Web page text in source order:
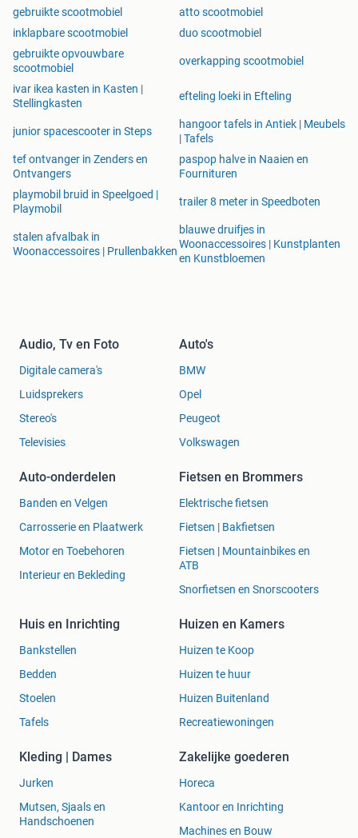
gebruikte scootmobiel
atto scootmobiel
inklapbare scootmobiel
duo scootmobiel
gebruikte opvouwbare
scootmobiel
overkapping scootmobiel
ivar ikea kasten in Kasten |
Stellingkasten
efteling loeki in Efteling
junior spacescooter in Steps
hangoor tafels in Antiek | Meubels
| Tafels
tef ontvanger in Zenders en
Ontvangers
paspop halve in Naaien en
Fournituren
playmobil bruid in Speelgoed |
Playmobil
trailer 8 meter in Speedboten
stalen afvalbak in
Woonaccessoires | Prullenbakken
blauwe druifjes in
Woonaccessoires | Kunstplanten
en Kunstbloemen
Audio, Tv en Foto
Digitale camera's
Luidsprekers
Stereo's
Televisies
Auto's
BMW
Opel
Peugeot
Volkswagen
Auto-onderdelen
Banden en Velgen
Carrosserie en Plaatwerk
Motor en Toebehoren
Interieur en Bekleding
Fietsen en Brommers
Elektrische fietsen
Fietsen | Bakfietsen
Fietsen | Mountainbikes en
ATB
Snorfietsen en Snorscooters
Huis en Inrichting
Bankstellen
Bedden
Stoelen
Tafels
Huizen en Kamers
Huizen te Koop
Huizen te huur
Huizen Buitenland
Recreatiewoningen
Kleding | Dames
Jurken
Mutsen, Sjaals en
Handschoenen
Zakelijke goederen
Horeca
Kantoor en Inrichting
Machines en Bouw